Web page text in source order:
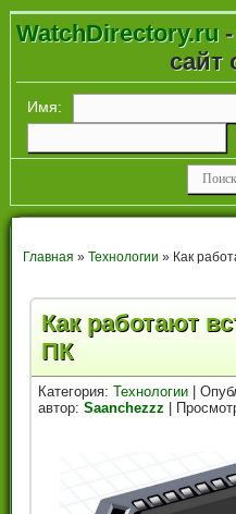
WatchDirectory.ru-
сайт
Имя:
Главная » Технологии » Как
Как работают
ПК
Категория:Технологии |
автор:Saanchezzz |